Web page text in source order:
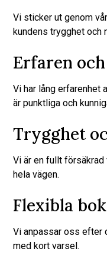
Vi sticker ut genom
kundens trygghet och
Erfaren
Vi har lång erfarenhet
är punktliga och
Trygghet
Vi är en fullt
hela vägen.
Flexibla
Vi anpassar oss efter
med kort varsel.